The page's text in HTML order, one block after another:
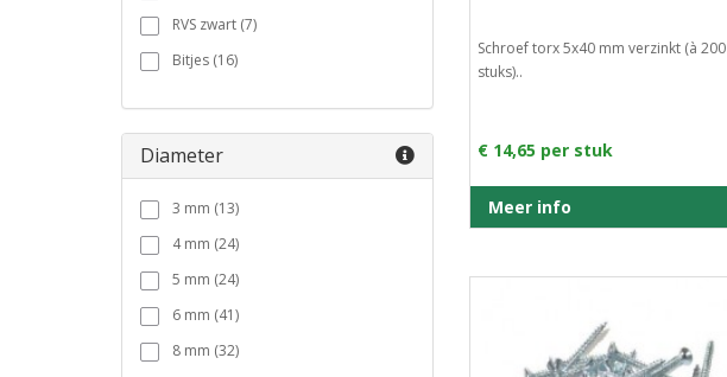
RVS zwart (7)
Bitjes (16)
Diameter
3 mm (13)
4 mm (24)
5 mm (24)
6 mm (41)
8 mm (32)
Schroef torx 5x40 mm verzinkt (à 200
stuks)..
€ 14,65 per stuk
Meer info